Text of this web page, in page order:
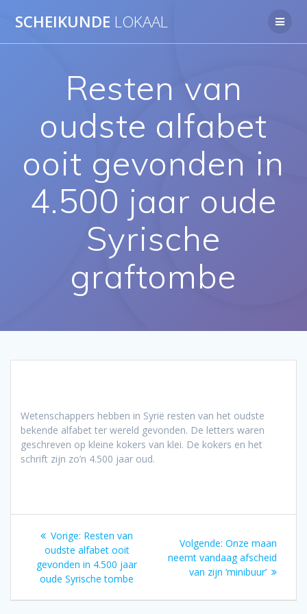
naar
SCHEIKUNDE LOKAAL
Resten van
oudste alfabet
ooit gevonden in
4.500 jaar oude
Syrische
graftombe
Wetenschappers hebben in Syrië resten van het oudste
bekende alfabet ter wereld gevonden. De letters waren
geschreven op kleine kokers van klei. De kokers en het
schrift zijn zo’n 4.500 jaar oud.
Bericht
navigatie
Vorige: Vorig
bericht:
Resten van
oudste alfabet ooit
gevonden in 4.500 jaar
oude Syrische tombe
Volgende: Volgend
bericht:
Onze maan
neemt vandaag afscheid
van zijn ‘minibuur’